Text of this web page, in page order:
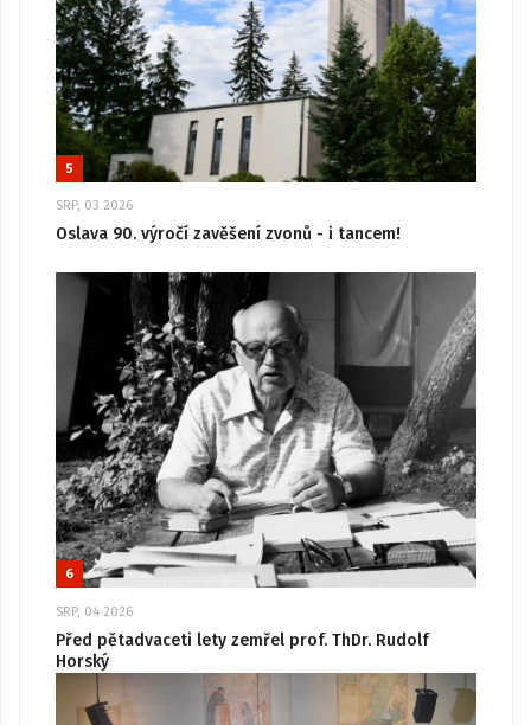
5
SRP, 03 2026
Oslava 90. výročí zavěšení zvonů - i tancem!
6
SRP, 04 2026
Před pětadvaceti lety zemřel prof. ThDr. Rudolf
Horský